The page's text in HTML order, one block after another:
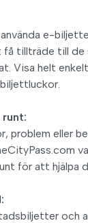
e-
tillträde till de
Visa helt
problem eller
för att hjälpa
och